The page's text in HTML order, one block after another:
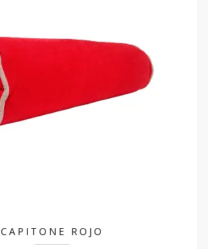
CAPITONE ROJO